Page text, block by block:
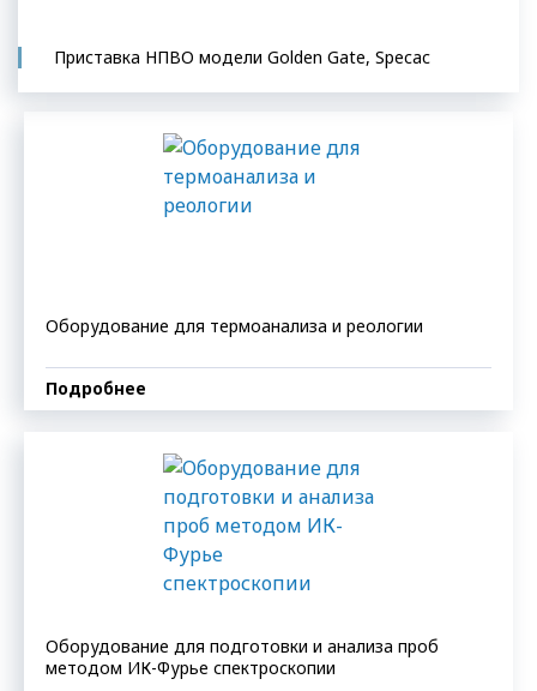
Приставка НПВО модели Golden Gate, Specac
Оборудование для термоанализа и реологии
Подробнее
Оборудование для подготовки и анализа проб
методом ИК-Фурье спектроскопии